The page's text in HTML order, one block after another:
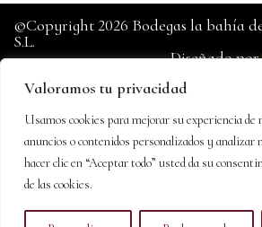
Valoramos tu privacidad
Usamos cookies para mejorar su experiencia de
anuncios o contenidos personalizados y
hacer clic en “Aceptar todo” usted da su
de las cookies.
©Copyright 2026 Bodegas la bahía
S.L.
Diseñado por